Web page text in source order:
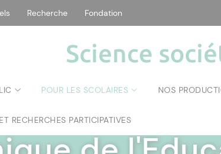
Recherche Fondation
Science
POUR LES SCOLAIRES NOS
RECHERCHES PARTICIPATIVES
SOCIÉTÉ|